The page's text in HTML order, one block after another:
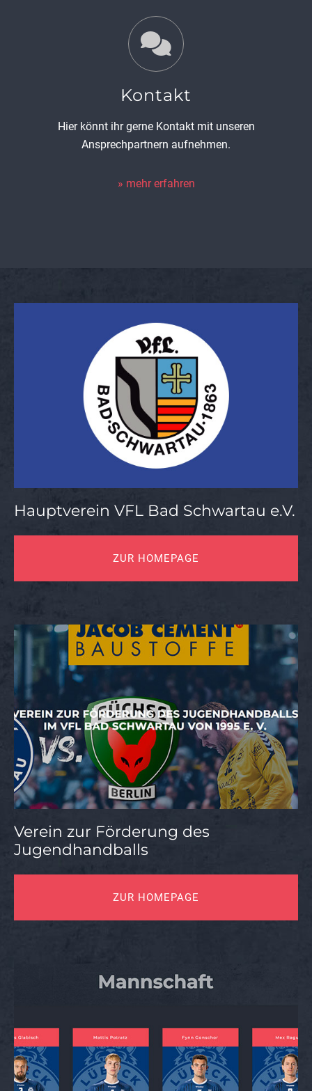
Kontakt
Hier könnt ihr gerne Kontakt mit unseren
Ansprechpartnern aufnehmen.
mehr erfahren
Hauptverein VFL Bad Schwartau e.V.
ZUR HOMEPAGE
Verein zur Förderung des
Jugendhandballs
ZUR HOMEPAGE